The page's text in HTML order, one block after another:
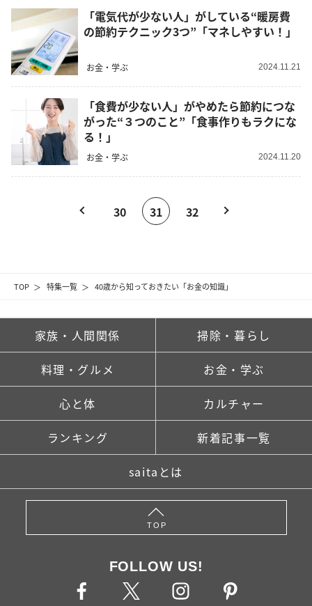
TOP 特集一覧 40歳から知っておきたい「お金の知識」
「電気代が少ない人」がしている“暖房費
の節約テクニック3つ”「マネしやすい！」
お金・学ぶ 2024.11.21
「食費が少ない人」がやめたら節約につな
がった“３つのこと”「食事作りもラクにな
る！」
お金・学ぶ 2024.11.20
30 31 32
家族・人間関係 掃除・暮らし
料理・グルメ お金・学ぶ
心と体 カルチャー
ランキング 新着記事一覧
saitaとは
TOP
FOLLOW US!